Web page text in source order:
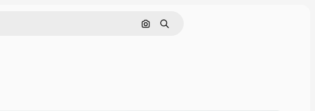
Cerca per immagine
Ricerca